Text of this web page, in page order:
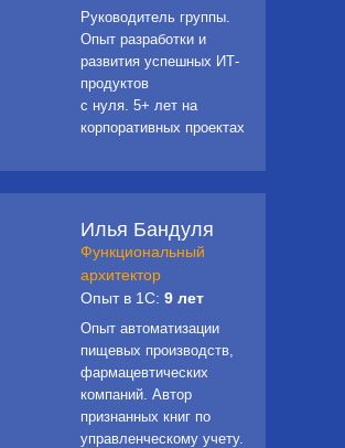
Руководитель группы.
Опыт разработки и
развития успешных ИТ-
продуктов
с нуля. 5+ лет на
корпоративных проектах
Илья Бандуля
Функциональный
архитектор
Опыт в 1С: 9 лет
Опыт автоматизации
пищевых производств,
фармацевтических
компаний. Автор
признанных книг по
управленческому учету.